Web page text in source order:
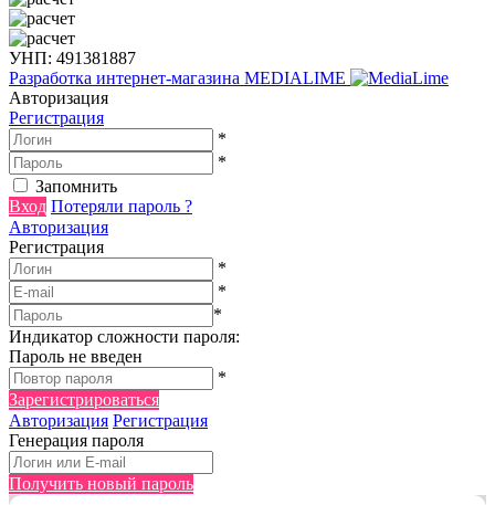
УНП: 491381887
Разработка интернет-магазина MEDIALIME
Авторизация
Регистрация
*
*
Запомнить
Вход Потеряли пароль ?
Авторизация
Регистрация
*
*
*
Индикатор сложности пароля:
Пароль не введен
*
Зарегистрироваться
Авторизация Регистрация
Генерация пароля
Получить новый пароль